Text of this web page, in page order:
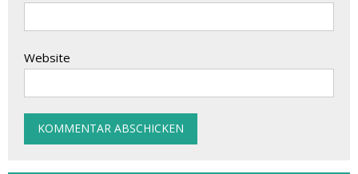
Website